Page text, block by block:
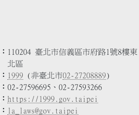
110204 臺北市信義區市府路1號8樓東
北區
1999 (非臺北市02-27208889)
02-27596695、02-27593266
https://1999.gov.taipei
la_laws@gov.taipei